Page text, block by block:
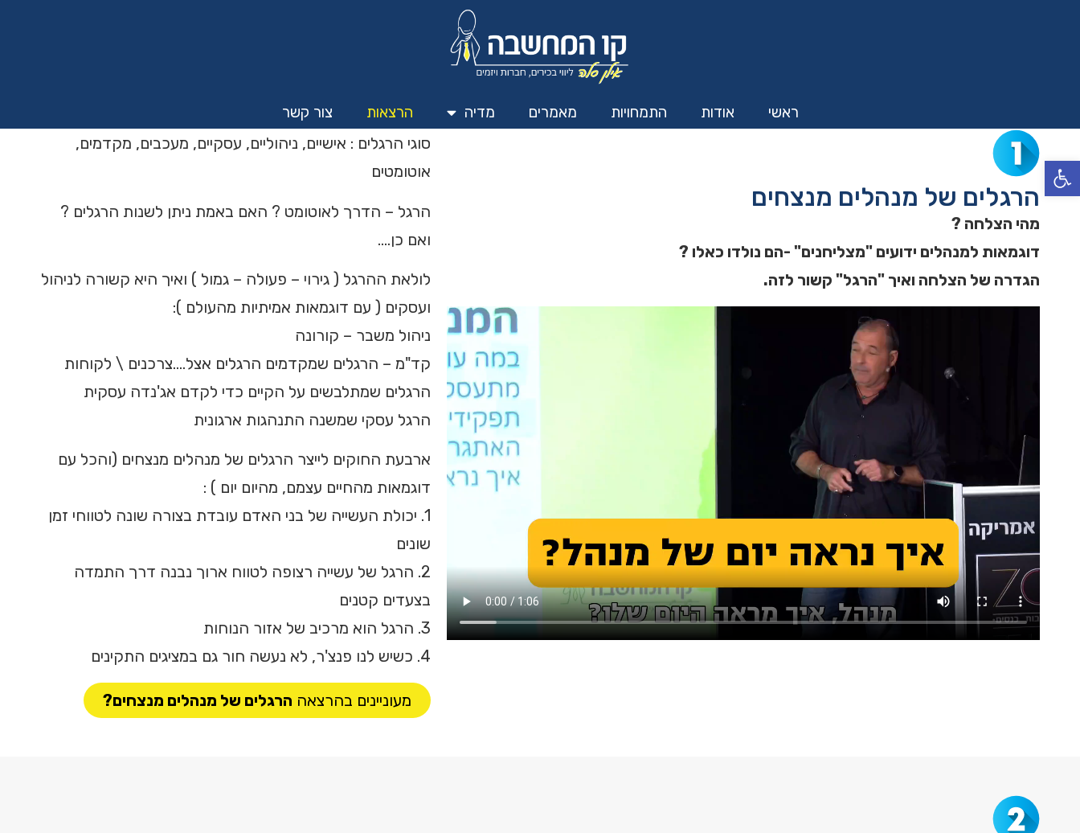
פתח סרגל נגישות
ראשי אודות התמחויות מאמרים מדיה הרצאות צור קשר
סוגי הרגלים : אישיים, ניהוליים, עסקיים, מעכבים, מקדמים,
אוטומטים
הרגל – הדרך לאוטומט ? האם באמת ניתן לשנות הרגלים ?
ואם כן….
לולאת ההרגל ( גירוי – פעולה – גמול ) ואיך היא קשורה לניהול
ועסקים ( עם דוגמאות אמיתיות מהעולם ):
ניהול משבר – קורונה
קד"מ – הרגלים שמקדמים הרגלים אצל….צרכנים \ לקוחות
הרגלים שמתלבשים על הקיים כדי לקדם אג'נדה עסקית
הרגל עסקי שמשנה התנהגות ארגונית
ארבעת החוקים לייצר הרגלים של מנהלים מנצחים (והכל עם
דוגמאות מהחיים עצמם, מהיום יום ) :
1. יכולת העשייה של בני האדם עובדת בצורה שונה לטווחי זמן
שונים
2. הרגל של עשייה רצופה לטווח ארוך נבנה דרך התמדה
בצעדים קטנים
3. הרגל הוא מרכיב של אזור הנוחות
4. כשיש לנו פנצ'ר, לא נעשה חור גם במציגים התקינים
מעוניינים בהרצאה הרגלים של מנהלים מנצחים?
הרגלים של מנהלים מנצחים
מהי הצלחה ?
דוגמאות למנהלים ידועים "מצליחנים" -הם נולדו כאלו ?
הגדרה של הצלחה ואיך "הרגל" קשור לזה.